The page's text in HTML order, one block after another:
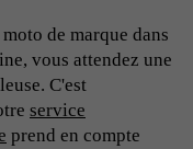
de marque dans
vous attendez une
C'est
service
prend en compte